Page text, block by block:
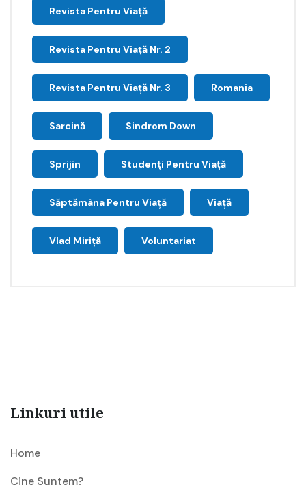
Revista Pentru Viață
Revista Pentru Viață Nr. 2
Revista Pentru Viață Nr. 3 Romania
Sarcină Sindrom Down
Sprijin Studenți Pentru Viață
Săptămâna Pentru Viaţă Viață
Vlad Miriță Voluntariat
Linkuri utile
Home
Cine Suntem?